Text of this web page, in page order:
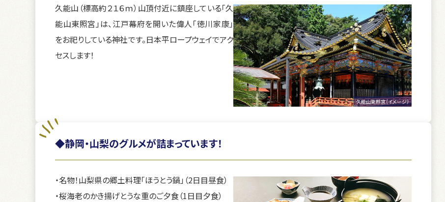
久能山（標高約２１６ｍ）山頂付近に鎮座している「久
能山東照宮」は、江戸幕府を開いた偉人「徳川家康」
をお祀りしている神社です。日本平ロープウェイでアク
セスします！
久能山東照宮（イメージ）
◆静岡・山梨のグルメが詰まっています！
・名物！山梨県の郷土料理「ほうとう鍋」（2日目昼食）
・桜海老のかき揚げとうな重のご夕食（1日目夕食）